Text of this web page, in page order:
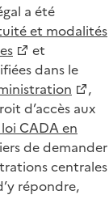
a été
et modalités
et
dans le
,
d’accès aux
CADA en
de demander
centrales
répondre,